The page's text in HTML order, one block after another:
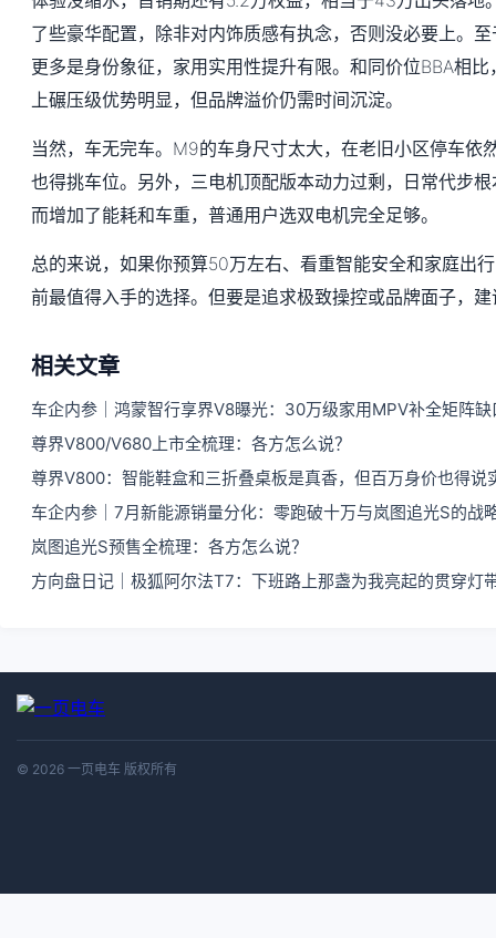
了些豪华配置，除非对内饰质感有执念，否则没必要上。
更多是身份象征，家用实用性提升有限。和同价位BBA相
上碾压级优势明显，但品牌溢价仍需时间沉淀。
当然，车无完车。M9的车身尺寸太大，在老旧小区停车依
也得挑车位。另外，三电机顶配版本动力过剩，日常代步
而增加了能耗和车重，普通用户选双电机完全足够。
总的来说，如果你预算50万左右、看重智能安全和家庭出
前最值得入手的选择。但要是追求极致操控或品牌面子，
相关文章
车企内参｜鸿蒙智行享界V8曝光：30万级家用MPV补全矩阵缺
尊界V800/V680上市全梳理：各方怎么说？
尊界V800：智能鞋盒和三折叠桌板是真香，但百万身价也得说
车企内参｜7月新能源销量分化：零跑破十万与岚图追光S的战
岚图追光S预售全梳理：各方怎么说？
方向盘日记｜极狐阿尔法T7：下班路上那盏为我亮起的贯穿灯
© 2026 一页电车 版权所有